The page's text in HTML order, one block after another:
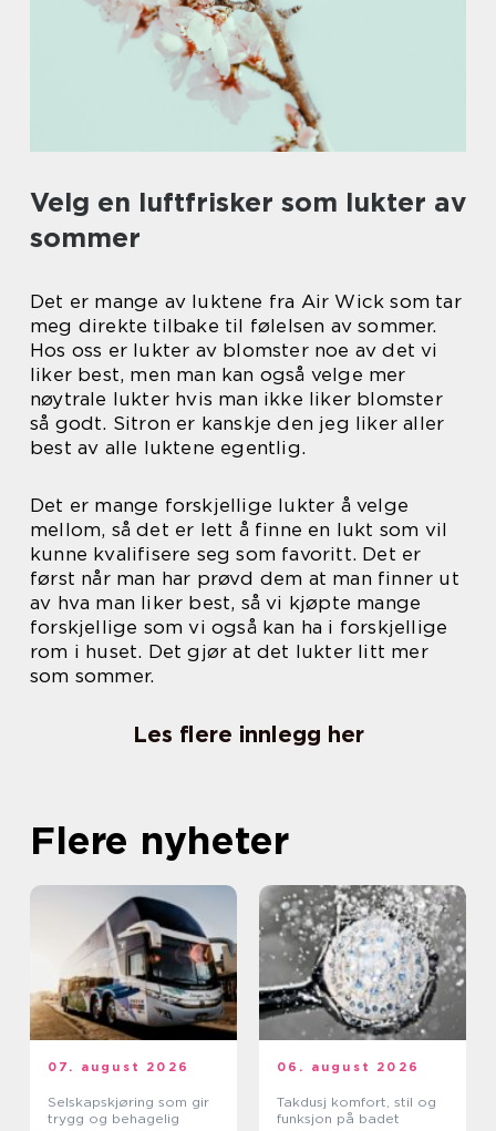
Velg en luftfrisker som lukter av
sommer
Det er mange av luktene fra Air Wick som tar
meg direkte tilbake til følelsen av sommer.
Hos oss er lukter av blomster noe av det vi
liker best, men man kan også velge mer
nøytrale lukter hvis man ikke liker blomster
så godt. Sitron er kanskje den jeg liker aller
best av alle luktene egentlig.
Det er mange forskjellige lukter å velge
mellom, så det er lett å finne en lukt som vil
kunne kvalifisere seg som favoritt. Det er
først når man har prøvd dem at man finner ut
av hva man liker best, så vi kjøpte mange
forskjellige som vi også kan ha i forskjellige
rom i huset. Det gjør at det lukter litt mer
som sommer.
Les flere innlegg her
Flere nyheter
07. august 2026
Selskapskjøring som gir
trygg og behagelig
06. august 2026
Takdusj komfort, stil og
funksjon på badet